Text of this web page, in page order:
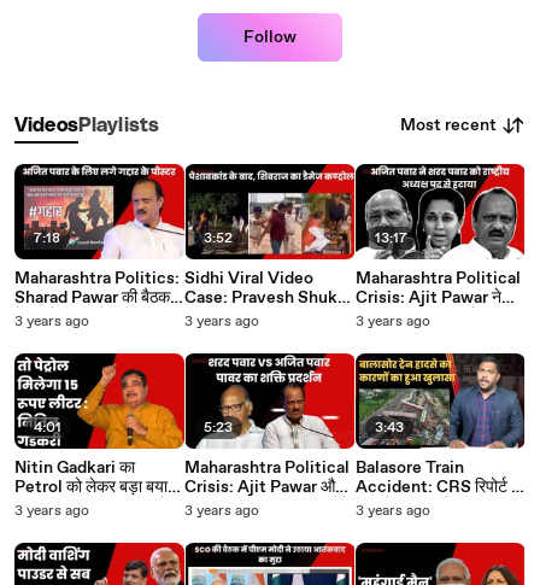
Follow
VideosPlaylists Most recent
7:18
Maharashtra Politics:
Sharad Pawar की बैठक
के पहले दिल्ली में अजित पवार
3 years ago
4:01
Nitin Gadkari का
Petrol को लेकर बड़ा बयान,
कहा- 15 रूपए लीटर मिलने
Hike | BJP
3 years ago
3:52
Sidhi Viral Video
Case: Pravesh Shukla
की हरकत पर MP सरकार
Control | BJP | Dalit
3 years ago
5:23
Maharashtra Political
Crisis: Ajit Pawar और
Sharad Pawar आज करेंगे
Politics
3 years ago
13:17
Maharashtra Political
Crisis: Ajit Pawar ने
Sharad Pawar को
पोस्ट से हटाया
3 years ago
3:43
Balasore Train
Accident: CRS रिपोर्ट से
भ्रम के बादल हटे, सिग्नल की
जिम्मेदार
3 years ago